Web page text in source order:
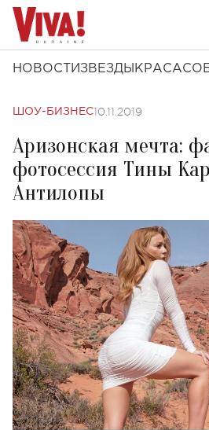
НОВОСТИ ЗВЕЗДЫ КРАСА
ШОУ-БИЗНЕС10.11.2019
Аризонская мечта:
фотосессия Тины
Антилопы